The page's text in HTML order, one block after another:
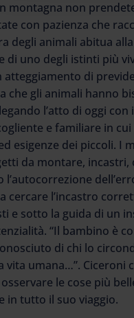
montagna non
con pazienza che
degli animali abitua
di uno degli istinti più
atteggiamento di
che gli animali hanno
l’atto di oggi
e familiare in
esigenze dei piccoli. I
da montare,
l’autocorrezione
cercare l’incastro
e sotto la guida di un
“Il bambino è
di chi lo
vita umana…”. Ciceroni
le cose più
in tutto il suo viaggio.